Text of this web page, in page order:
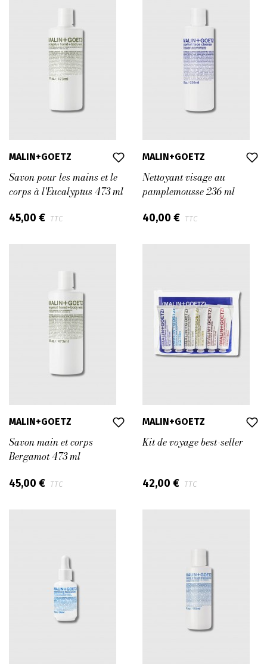
MALIN+GOETZ
Savon pour les mains et le
corps à l'Eucalyptus 473 ml
45,00 € TTC
MALIN+GOETZ
Nettoyant visage au
pamplemousse 236 ml
40,00 € TTC
MALIN+GOETZ
Savon main et corps
Bergamot 473 ml
45,00 € TTC
MALIN+GOETZ
Kit de voyage best-seller
42,00 € TTC